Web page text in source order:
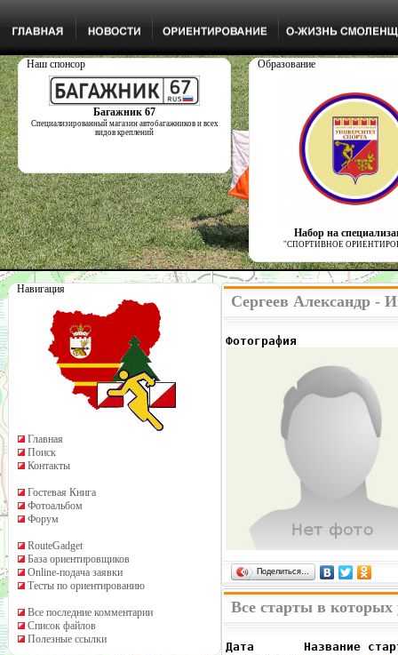
Наш спонсор
Багажник 67
Специализированный магазин автобагажников и всех
видов креплений
Образование
Набор на
"СПОРТИВНОЕ
Навигация
Главная
Поиск
Контакты
Гостевая Книга
Фотоальбом
Форум
RouteGadget
База ориентировщиков
Online-подача заявки
Тесты по ориентированию
Все последние комментарии
Список файлов
Полезные ссылки
Сергеев Александр -
Фотография
Поделиться…
Все старты в которых
Дата       Название